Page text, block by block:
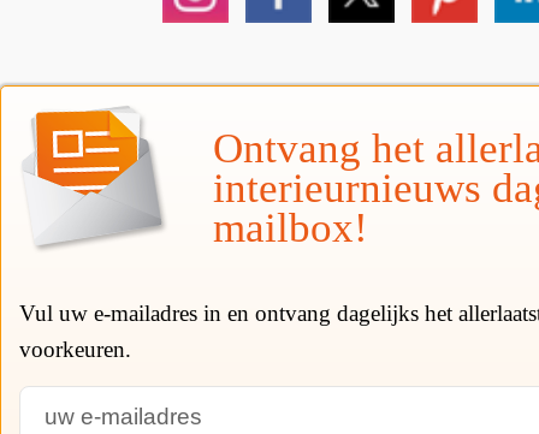
Ontvang het
interieurnieuws
mailbox!
Vul uw e-mailadres in en ontvang dagelijks het
voorkeuren.